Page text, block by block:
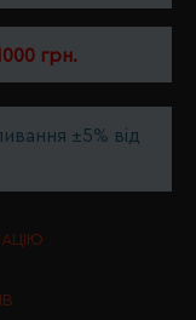
грн.
±5% від